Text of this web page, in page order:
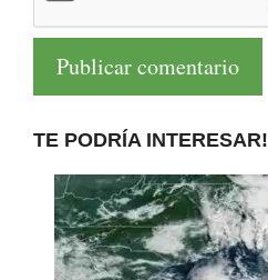
TE PODRÍA INTERESAR!